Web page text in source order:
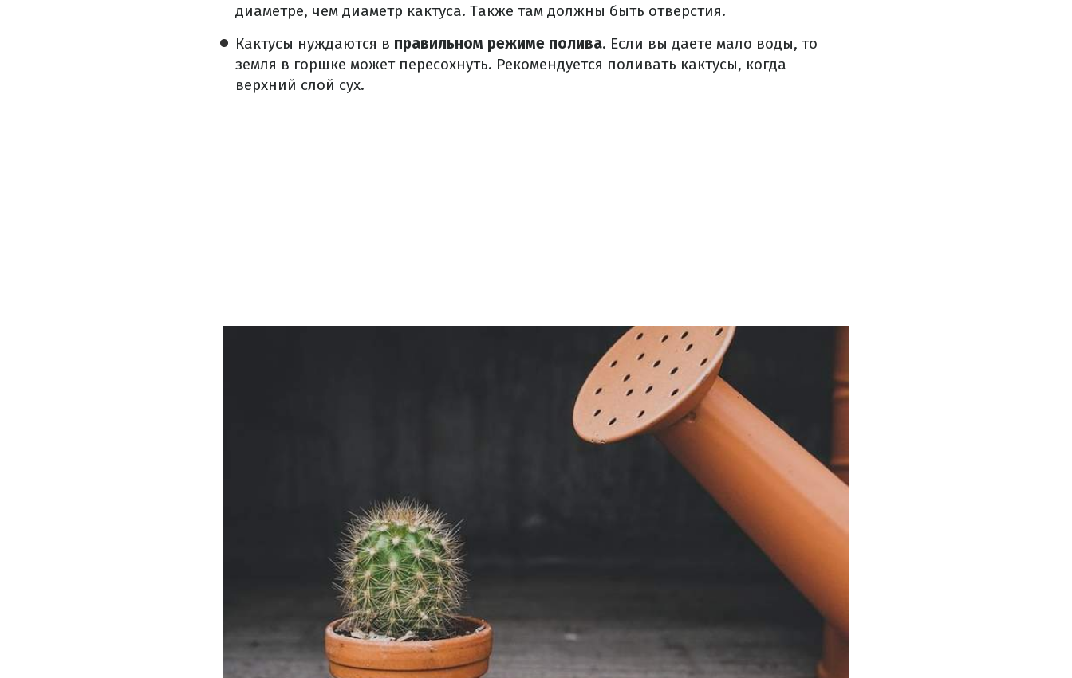
диаметре, чем диаметр кактуса. Также там должны быть отверстия.
Кактусы нуждаются в правильном режиме полива. Если вы даете мало воды, то
земля в горшке может пересохнуть. Рекомендуется поливать кактусы, когда
верхний слой сух.